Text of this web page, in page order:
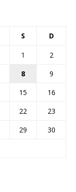
S D
1
2
8
9
15
16
22
23
29
30